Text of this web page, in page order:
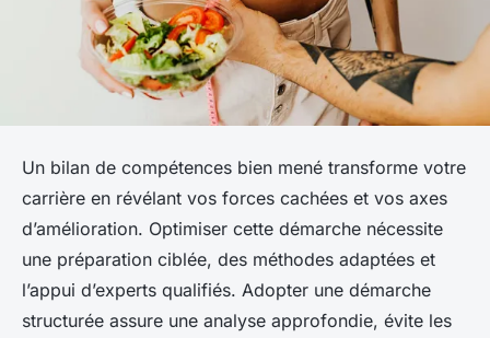
Un bilan de compétences bien mené transforme votre
carrière en révélant vos forces cachées et vos axes
d’amélioration. Optimiser cette démarche nécessite
une préparation ciblée, des méthodes adaptées et
l’appui d’experts qualifiés. Adopter une démarche
structurée assure une analyse approfondie, évite les